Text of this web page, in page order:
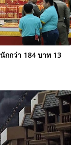
กกว่า 184 บาท 13